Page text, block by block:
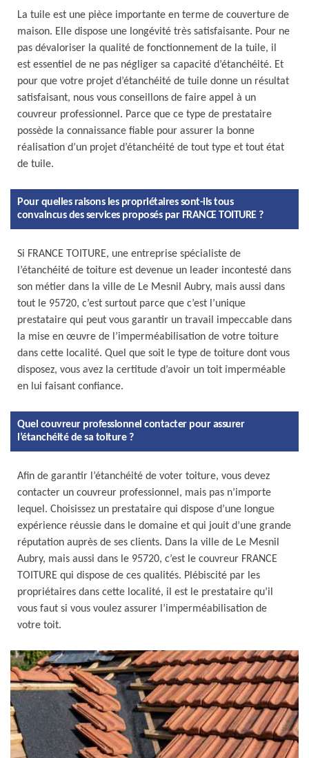
La tuile est une pièce importante en terme de couverture de
maison. Elle dispose une longévité très satisfaisante. Pour ne
pas dévaloriser la qualité de fonctionnement de la tuile, il
est essentiel de ne pas négliger sa capacité d’étanchéité. Et
pour que votre projet d’étanchéité de tuile donne un résultat
satisfaisant, nous vous conseillons de faire appel à un
couvreur professionnel. Parce que ce type de prestataire
possède la connaissance fiable pour assurer la bonne
réalisation d’un projet d’étanchéité de tout type et tout état
de tuile.
Pour quelles raisons les propriétaires sont-ils tous
convaincus des services proposés par FRANCE TOITURE ?
Si FRANCE TOITURE, une entreprise spécialiste de
l’étanchéité de toiture est devenue un leader incontesté dans
son métier dans la ville de Le Mesnil Aubry, mais aussi dans
tout le 95720, c’est surtout parce que c’est l’unique
prestataire qui peut vous garantir un travail impeccable dans
la mise en œuvre de l’imperméabilisation de votre toiture
dans cette localité. Quel que soit le type de toiture dont vous
disposez, vous avez la certitude d’avoir un toit imperméable
en lui faisant confiance.
Quel couvreur professionnel contacter pour assurer
l’étanchéité de sa toiture ?
Afin de garantir l’étanchéité de voter toiture, vous devez
contacter un couvreur professionnel, mais pas n’importe
lequel. Choisissez un prestataire qui dispose d’une longue
expérience réussie dans le domaine et qui jouit d’une grande
réputation auprès de ses clients. Dans la ville de Le Mesnil
Aubry, mais aussi dans le 95720, c’est le couvreur FRANCE
TOITURE qui dispose de ces qualités. Plébiscité par les
propriétaires dans cette localité, il est le prestataire qu’il
vous faut si vous voulez assurer l’imperméabilisation de
votre toit.